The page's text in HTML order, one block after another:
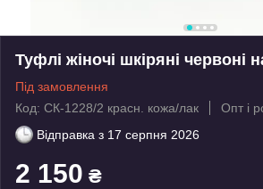
Туфлі жіночі шкіряні червоні
Під замовлення
Код: СК-1228/2 красн. кожа/лак
Опт і
Відправка з 17 серпня 2026
2 150 ₴